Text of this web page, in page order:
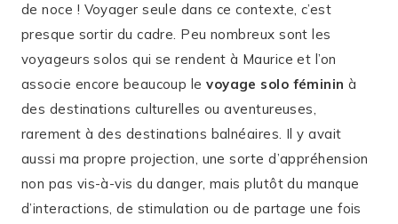
de noce ! Voyager seule dans ce contexte, c’est
presque sortir du cadre. Peu nombreux sont les
voyageurs solos qui se rendent à Maurice et l’on
associe encore beaucoup levoyage solo fémininà
des destinations culturelles ou aventureuses,
rarement à des destinations balnéaires. Il y avait
aussi ma propre projection, une sorte d’appréhension
non pas vis-à-vis du danger, mais plutôt du manque
d’interactions, de stimulation ou de partage une fois